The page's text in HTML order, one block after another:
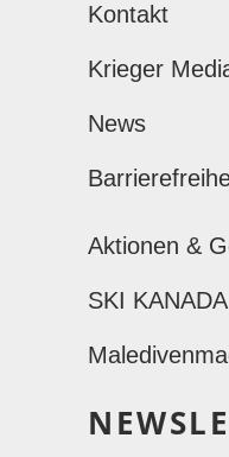
Kontakt
Krieger
News
Aktionen &
SKI KANADA